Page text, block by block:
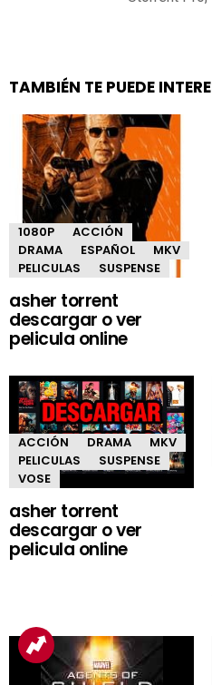
TAMBIÉN TE PUEDE
1080P
ACCIÓN
DRAMA
ESPAÑOL
MKV
PELICULAS
SUSPENSE
asher torrent
descargar o ver
pelicula online
ACCIÓN DRAMA
MKV
PELICULAS
SUSPENSE
VOSE
asher torrent
descargar o ver
pelicula online